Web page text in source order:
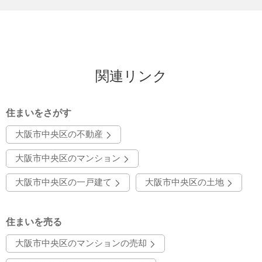
関連リンク
住まいをさがす
大阪市中央区の不動産
大阪市中央区のマンション
大阪市中央区の一戸建て 大阪市中央区の土地
住まいを売る
大阪市中央区のマンションの売却